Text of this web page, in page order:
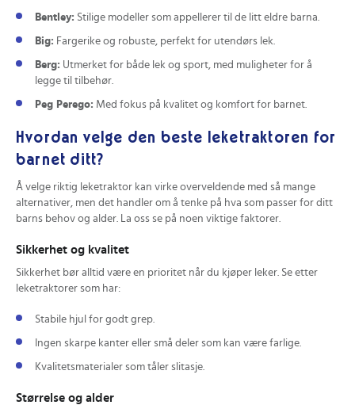
Bentley: Stilige modeller som appellerer til de litt eldre barna.
Big: Fargerike og robuste, perfekt for utendørs lek.
Berg: Utmerket for både lek og sport, med muligheter for å
legge til tilbehør.
Peg Perego: Med fokus på kvalitet og komfort for barnet.
Hvordan velge den beste leketraktoren for
barnet ditt?
Å velge riktig leketraktor kan virke overveldende med så mange
alternativer, men det handler om å tenke på hva som passer for ditt
barns behov og alder. La oss se på noen viktige faktorer.
Sikkerhet og kvalitet
Sikkerhet bør alltid være en prioritet når du kjøper leker. Se etter
leketraktorer som har:
Stabile hjul for godt grep.
Ingen skarpe kanter eller små deler som kan være farlige.
Kvalitetsmaterialer som tåler slitasje.
Størrelse og alder